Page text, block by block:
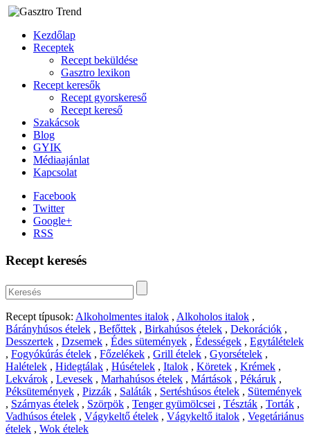
Kezdőlap
Receptek
Recept beküldése
Gasztro lexikon
Recept keresők
Recept gyorskereső
Recept kereső
Szakácsok
Blog
GYIK
Médiaajánlat
Kapcsolat
Facebook
Twitter
Google+
RSS
Recept keresés
Recept típusok: Alkoholmentes italok , Alkoholos italok ,
Bárányhúsos ételek , Befőttek , Birkahúsos ételek , Dekorációk ,
Desszertek , Dzsemek , Édes sütemények , Édességek , Egytálételek
, Fogyókúrás ételek , Főzelékek , Grill ételek , Gyorsételek ,
Halételek , Hidegtálak , Húsételek , Italok , Köretek , Krémek ,
Lekvárok , Levesek , Marhahúsos ételek , Mártások , Pékáruk ,
Péksütemények , Pizzák , Saláták , Sertéshúsos ételek , Sütemények
, Szárnyas ételek , Szörpök , Tenger gyümölcsei , Tészták , Torták ,
Vadhúsos ételek , Vágykeltő ételek , Vágykeltő italok , Vegetáriánus
ételek , Wok ételek